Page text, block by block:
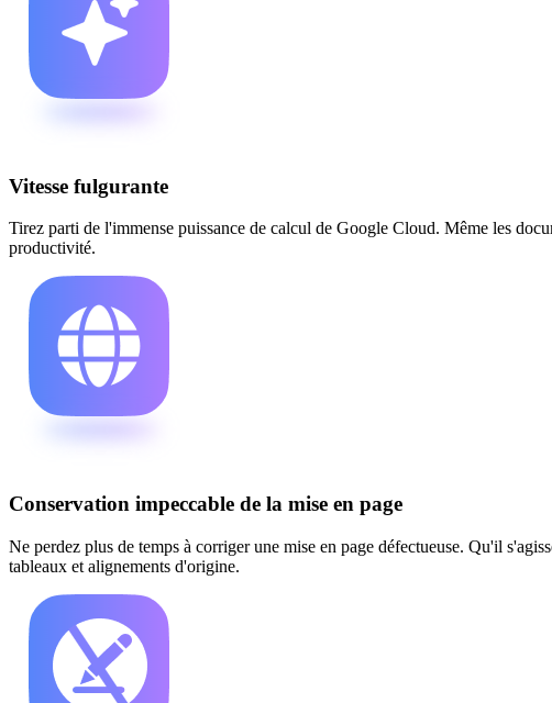
Vitesse fulgurante
Tirez parti de l'immense puissance de calcul de Google Cloud. Même les
productivité.
Conservation impeccable de la mise en page
Ne perdez plus de temps à corriger une mise en page défectueuse. Qu'il
tableaux et alignements d'origine.